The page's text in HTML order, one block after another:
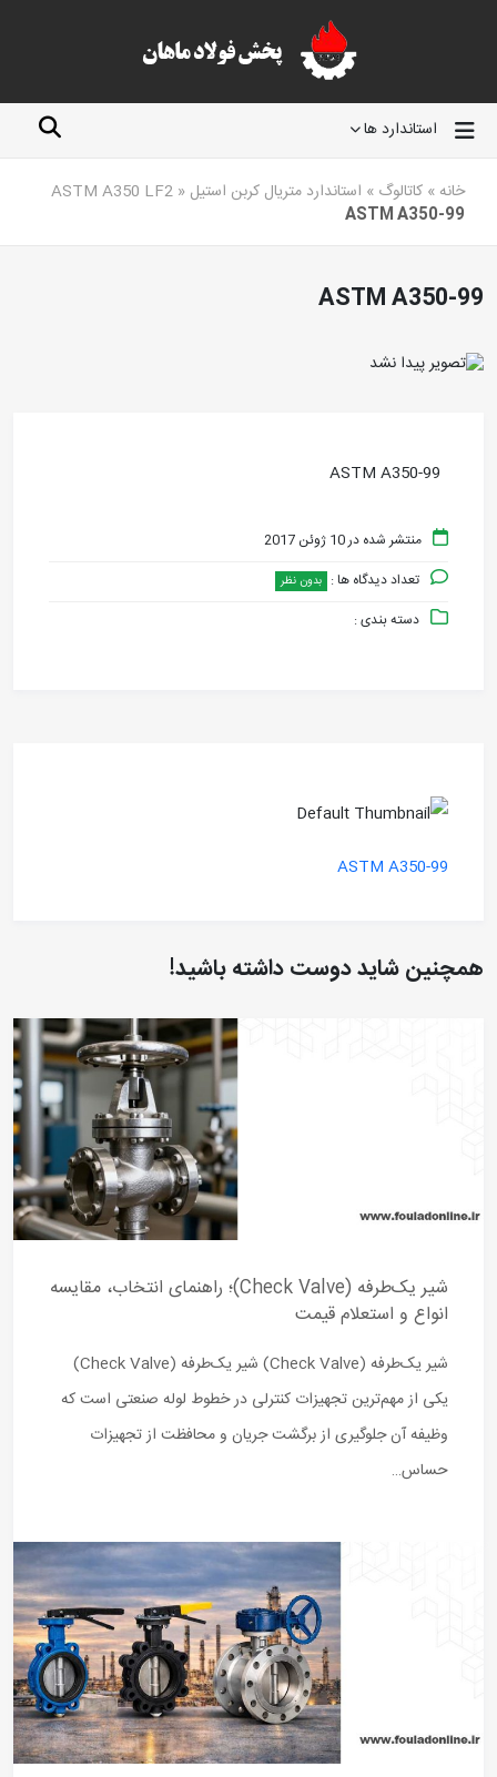
استاندارد ها
خانه » کاتالوگ » استاندارد متریال کربن استیل ASTM A350 LF2 »
ASTM A350-99
ASTM A350-99
ASTM A350-99
منتشر شده در 10 ژوئن 2017
تعداد دیدگاه ها : بدون نظر
دسته بندی :
ASTM A350-99
همچنین شاید دوست داشته باشید!
شیر یک‌طرفه (Check Valve)؛ راهنمای انتخاب، مقایسه
انواع و استعلام قیمت
شیر یک‌طرفه (Check Valve) شیر یک‌طرفه (Check Valve)
یکی از مهم‌ترین تجهیزات کنترلی در خطوط لوله صنعتی است که
وظیفه آن جلوگیری از برگشت جریان و محافظت از تجهیزات
حساس…